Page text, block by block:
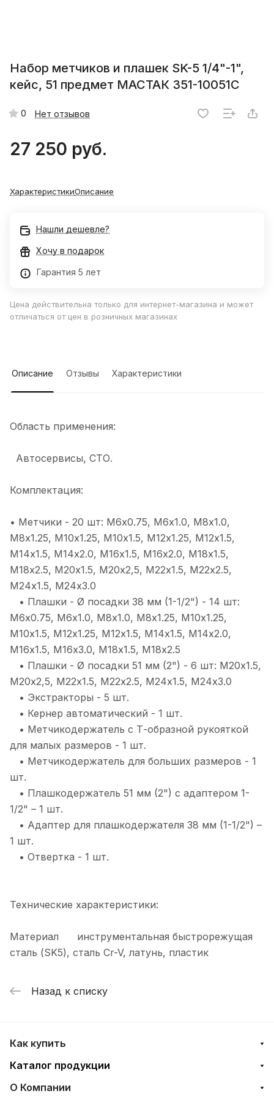
Набор метчиков и плашек SK-5 1/4"-1",
кейс, 51 предмет МАСТАК 351-10051C
0 Нет отзывов
27 250 руб.
ХарактеристикиОписание
Нашли дешевле?
Хочу в подарок
Гарантия 5 лет
Цена действительна только для интернет-магазина и может
отличаться от цен в розничных магазинах
Описание Отзывы Характеристики
Область применения:
Автосервисы, СТО.
Комплектация:
• Метчики - 20 шт: М6х0.75, М6х1.0, М8х1.0,
M8х1.25, М10х1.25, M10х1.5, M12х1.25, M12х1.5,
M14х1.5, M14х2.0, M16х1.5, M16х2.0, M18х1.5,
M18х2.5, M20х1.5, M20х2,5, M22х1.5, M22х2.5,
M24х1.5, M24х3.0
• Плашки - Ø посадки 38 мм (1-1/2") - 14 шт:
М6х0.75, М6х1.0, М8х1.0, M8х1.25, М10х1.25,
M10х1.5, M12х1.25, M12х1.5, M14х1.5, M14х2.0,
M16х1.5, M16х3.0, M18х1.5, M18х2.5
• Плашки - Ø посадки 51 мм (2") - 6 шт: M20х1.5,
M20х2,5, M22х1.5, M22х2.5, M24х1.5, M24х3.0
• Экстракторы - 5 шт.
• Кернер автоматический - 1 шт.
• Метчикодержатель с Т-образной рукояткой
для малых размеров - 1 шт.
• Метчикодержатель для больших размеров - 1
шт.
• Плашкодержатель 51 мм (2") с адаптером 1-
1/2" – 1 шт.
• Адаптер для плашкодержателя 38 мм (1-1/2") –
1 шт.
• Отвертка - 1 шт.
Технические характеристики:
Материал инструментальная быстрорежущая
сталь (SK5), сталь Cr-V, латунь, пластик
Назад к списку
Как купить
Каталог продукции
О Компании